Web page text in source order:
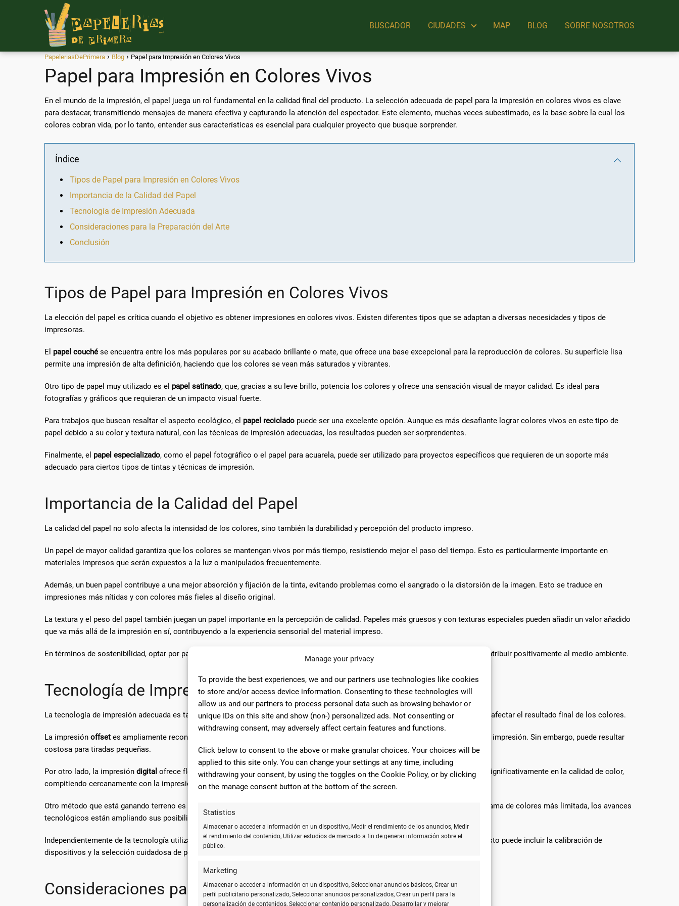
Manage your privacy
To provide the best experiences, we and our partners use technologies like cookies
to store and/or access device information. Consenting to these technologies will
allow us and our partners to process personal data such as browsing behavior or
unique IDs on this site and show (non-) personalized ads. Not consenting or
withdrawing consent, may adversely affect certain features and functions.
Click below to consent to the above or make granular choices. Your choices will be
applied to this site only. You can change your settings at any time, including
withdrawing your consent, by using the toggles on the Cookie Policy, or by clicking
on the manage consent button at the bottom of the screen.
Statistics
Almacenar o acceder a información en un dispositivo, Medir el rendimiento de los anuncios, Medir
el rendimiento del contenido, Utilizar estudios de mercado a fin de generar información sobre el
público.
Marketing
Almacenar o acceder a información en un dispositivo, Seleccionar anuncios básicos, Crear un
perfil publicitario personalizado, Seleccionar anuncios personalizados, Crear un perfil para la
personalización de contenidos, Seleccionar contenido personalizado, Desarrollar y mejorar
BUSCADOR CIUDADES MAP BLOG SOBRE NOSOTROS
PapeleriasDePrimera Blog Papel para Impresión en Colores Vivos
Papel para Impresión en Colores Vivos
En el mundo de la impresión, el papel juega un rol fundamental en la calidad final del producto. La selección adecuada de papel para la impresión en colores vivos es clave
para destacar, transmitiendo mensajes de manera efectiva y capturando la atención del espectador. Este elemento, muchas veces subestimado, es la base sobre la cual los
colores cobran vida, por lo tanto, entender sus características es esencial para cualquier proyecto que busque sorprender.
Índice
Tipos de Papel para Impresión en Colores Vivos
Importancia de la Calidad del Papel
Tecnología de Impresión Adecuada
Consideraciones para la Preparación del Arte
Conclusión
Tipos de Papel para Impresión en Colores Vivos
La elección del papel es crítica cuando el objetivo es obtener impresiones en colores vivos. Existen diferentes tipos que se adaptan a diversas necesidades y tipos de
impresoras.
El papel couché se encuentra entre los más populares por su acabado brillante o mate, que ofrece una base excepcional para la reproducción de colores. Su superficie lisa
permite una impresión de alta definición, haciendo que los colores se vean más saturados y vibrantes.
Otro tipo de papel muy utilizado es el papel satinado, que, gracias a su leve brillo, potencia los colores y ofrece una sensación visual de mayor calidad. Es ideal para
fotografías y gráficos que requieran de un impacto visual fuerte.
Para trabajos que buscan resaltar el aspecto ecológico, el papel reciclado puede ser una excelente opción. Aunque es más desafiante lograr colores vivos en este tipo de
papel debido a su color y textura natural, con las técnicas de impresión adecuadas, los resultados pueden ser sorprendentes.
Finalmente, el papel especializado, como el papel fotográfico o el papel para acuarela, puede ser utilizado para proyectos específicos que requieren de un soporte más
adecuado para ciertos tipos de tintas y técnicas de impresión.
Importancia de la Calidad del Papel
La calidad del papel no solo afecta la intensidad de los colores, sino también la durabilidad y percepción del producto impreso.
Un papel de mayor calidad garantiza que los colores se mantengan vivos por más tiempo, resistiendo mejor el paso del tiempo. Esto es particularmente importante en
materiales impresos que serán expuestos a la luz o manipulados frecuentemente.
Además, un buen papel contribuye a una mejor absorción y fijación de la tinta, evitando problemas como el sangrado o la distorsión de la imagen. Esto se traduce en
impresiones más nítidas y con colores más fieles al diseño original.
La textura y el peso del papel también juegan un papel importante en la percepción de calidad. Papeles más gruesos y con texturas especiales pueden añadir un valor añadido
que va más allá de la impresión en sí, contribuyendo a la experiencia sensorial del material impreso.
En términos de sostenibilidad, optar por papeles con certificaciones ambientales puede mejorar la imagen de marca, además de contribuir positivamente al medio ambiente.
Tecnología de Impresión Adecuada
La tecnología de impresión adecuada es tan crucial como la elección del papel. Existen distintas técnicas de impresión que pueden afectar el resultado final de los colores.
La impresión offset es ampliamente reconocida por su capacidad para producir colores intensos y nítidos en grandes volúmenes de impresión. Sin embargo, puede resultar
costosa para tiradas pequeñas.
Por otro lado, la impresión digital ofrece flexibilidad y costos iniciales menores. Las impresoras digitales modernas han mejorado significativamente en la calidad de color,
compitiendo cercanamente con la impresión offset en muchos aspectos.
Otro método que está ganando terreno es la impresión con
. Aunque originalmente estas tintas presentaban una gama de colores más limitada, los avances
tecnológicos están ampliando sus posibilidades, permitiendo impresiones en colores vivos con menor impacto ambiental.
Independientemente de la tecnología utilizada, es fundamental realizar pruebas y ajustes para asegurar la fidelidad de los colores. Esto puede incluir la calibración de
dispositivos y la selección cuidadosa de perfiles de color.
Consideraciones para la Preparación del Arte